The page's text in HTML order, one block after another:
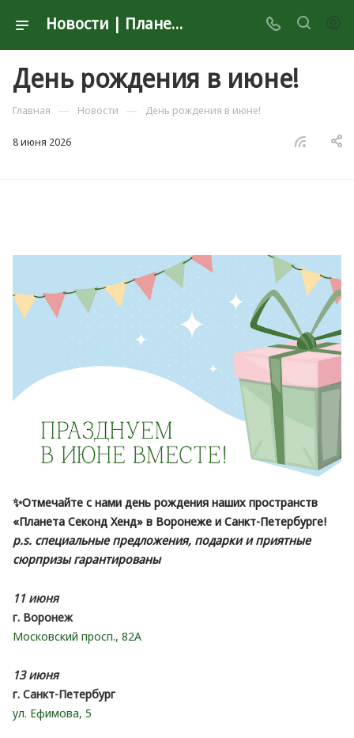
Новости | Планета Секонд Хенд
День рождения в июне!
Главная — Новости — День рождения в июне!
8 июня 2026
✨Отмечайте с нами день рождения наших пространств
«Планета Секонд Хенд» в Воронеже и Санкт-Петербурге!
p.s. специальные предложения, подарки и приятные
сюрпризы гарантированы
11 июня
г. Воронеж
Московский просп., 82А
13 июня
г. Санкт-Петербург
ул. Ефимова, 5